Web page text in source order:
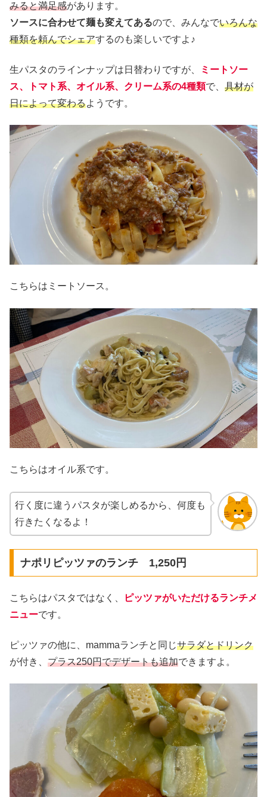
みると満足感があります。
ソースに合わせて麺も変えてあるので、みんなでいろんな
種類を頼んでシェアするのも楽しいですよ♪
生パスタのラインナップは日替わりですが、
ミートソー
ス、トマト系、オイル系、クリーム系の4種類で、 具材が
日によって変わるようです。
こちらはミートソース。
こちらはオイル系です。
行く度に違うパスタが楽しめるから、何度も
行きたくなるよ！
ナポリピッツァのランチ 1,250円
こちらはパスタではなく、
ピッツァがいただけるランチメ
ニューです。
ピッツァの他に、mammaランチと同じサラダとドリンク
が付き、 プラス250円でデザートも追加できますよ。